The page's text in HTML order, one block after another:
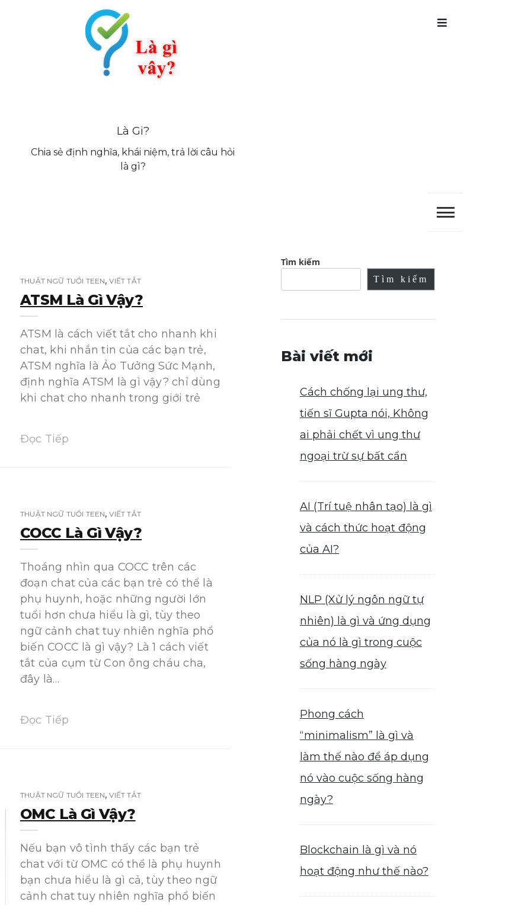
Là Gi?
Chia sẻ định nghĩa, khái niệm, trả lời câu hỏi
là gì?
THUẬT NGỮ TUỔI TEEN,VIẾT TẮT
ATSM Là Gì Vậy?
ATSM là cách viết tắt cho nhanh khi
chat, khi nhắn tin của các bạn trẻ,
ATSM nghĩa là Ảo Tưởng Sức Mạnh,
định nghĩa ATSM là gì vậy? chỉ dùng
khi chat cho nhanh trong giới trẻ
Đọc Tiếp
THUẬT NGỮ TUỔI TEEN,VIẾT TẮT
COCC Là Gì Vậy?
Thoáng nhìn qua COCC trên các
đoạn chat của các bạn trẻ có thể là
phụ huynh, hoặc những người lớn
tuổi hơn chưa hiểu là gì, tùy theo
ngữ cảnh chat tuy nhiên nghĩa phổ
biến COCC là gì vậy? Là 1 cách viết
tắt của cụm từ Con ông cháu cha,
đây là…
Đọc Tiếp
THUẬT NGỮ TUỔI TEEN,VIẾT TẮT
OMC Là Gì Vậy?
Nếu bạn vô tình thấy các bạn trẻ
chat với từ OMC có thể là phụ huynh
bạn chưa hiểu là gì cả, tùy theo ngữ
cảnh chat tuy nhiên nghĩa phổ biến
Tìm kiếm
Tìm kiếm
Bài viết mới
Cách chống lại ung thư,
tiến sĩ Gupta nói, Không
ai phải chết vì ung thư
ngoại trừ sự bất cẩn
AI (Trí tuệ nhân tạo) là gì
và cách thức hoạt động
của AI?
NLP (Xử lý ngôn ngữ tự
nhiên) là gì và ứng dụng
của nó là gì trong cuộc
sống hàng ngày
Phong cách
“minimalism” là gì và
làm thế nào để áp dụng
nó vào cuộc sống hàng
ngày?
Blockchain là gì và nó
hoạt động như thế nào?